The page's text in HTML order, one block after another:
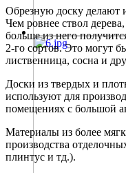
Обрезную доску делают
Чем ровнее ствол
больше из него
2-го сортов. Это могут
лиственница, сосна и
Доски из твердых и
используют для
помещениях с большой
Материалы из более
производства
плинтус и тд.).